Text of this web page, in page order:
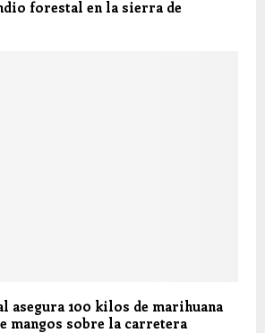
forestal en la sierra de
asegura 100 kilos de marihuana
mangos sobre la carretera